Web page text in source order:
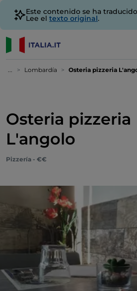
Este contenido se ha
Lee el texto original.
... Lombardía Osteria pizzeria
Osteria pizzeria
L'angolo
Pizzería - €€